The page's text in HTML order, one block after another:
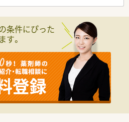
宅業務の拡大を見込んでおり、体制強化
ています。
感し、地域医療への貢献に意欲的な方を
め車の運転免許は必要ですが、ペーパー
談が可能です。
り、多くの店舗で週休2.5日のゆとり
ています。
は月4.7時間と非常に少なく、ワークラ
条件にぴった
す。